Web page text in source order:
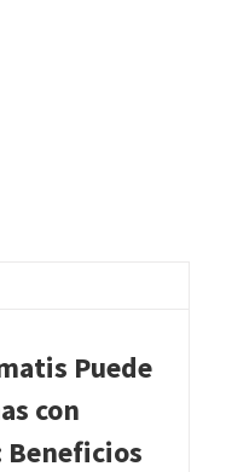
Puede
con
Beneficios